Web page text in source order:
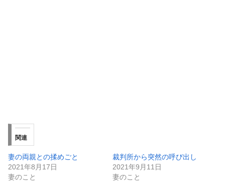
関連
妻の両親との揉めごと
2021年8月17日
妻のこと
裁判所から突然の呼び出し
2021年9月11日
妻のこと